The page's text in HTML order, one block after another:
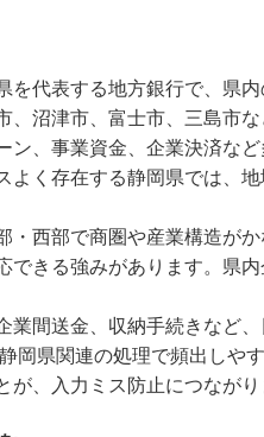
を代表する地方銀行で、県
、沼津市、富士市、三島市
ン、事業資金、企業決済な
よく存在する静岡県では、
・西部で商圏や産業構造が
できる強みがあります。県
業間送金、収納手続きなど
岡県関連の処理で頻出しや
が、入力ミス防止につながり